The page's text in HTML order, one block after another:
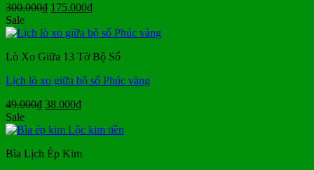
300.000₫ Giá
là:
175.000₫Giá
tại
175.000₫.
Sale
Lò Xo Giữa 13 Tờ Bộ Số
Lịch lò xo giữa bộ số Phúc vàng
49.000₫ Giá
là:
38.000₫Giá
tại
38.000₫.
Sale
Bìa Lịch Ép Kim